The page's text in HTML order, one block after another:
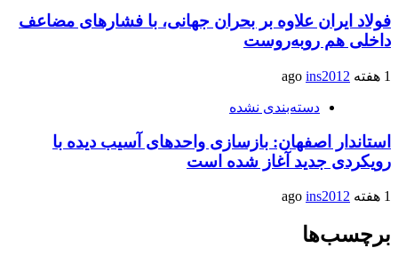
فولاد ایران علاوه بر بحران جهانی، با فشارهای مضاعف
داخلی هم روبه‌روست
1 هفته ago ins2012
دسته‌بندی نشده
استاندار اصفهان: بازسازی واحدهای آسیب دیده با
رویکردی جدید آغاز شده است
1 هفته ago ins2012
برچسب‌ها